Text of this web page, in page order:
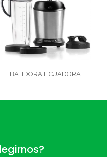
BATIDORA LICUADORA